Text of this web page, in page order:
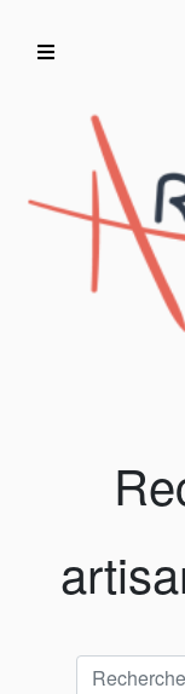
Accueil
Artisans/